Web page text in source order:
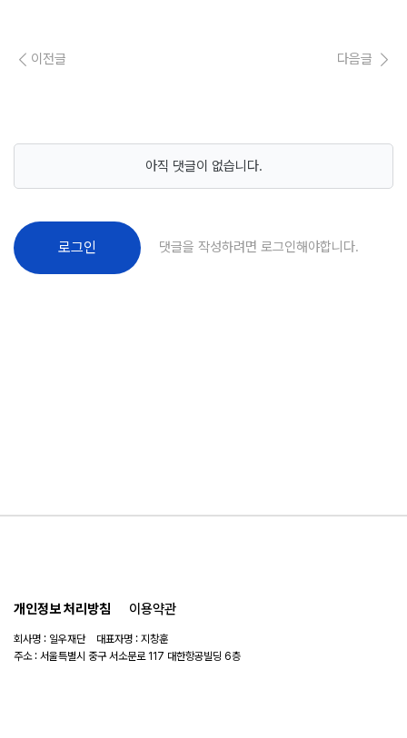
이전글 다음글
아직 댓글이 없습니다.
로그인 댓글을 작성하려면 로그인해야합니다.
개인정보 처리방침 이용약관
회사명 : 일우재단 대표자명 : 지창훈
주소 : 서울특별시 중구 서소문로 117 대한항공빌딩 6층